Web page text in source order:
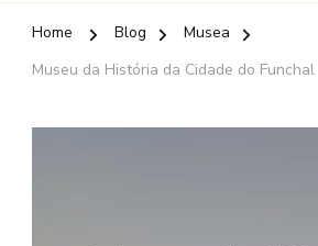
Home Blog
Musea
Museu da História da Cidade do Funchal